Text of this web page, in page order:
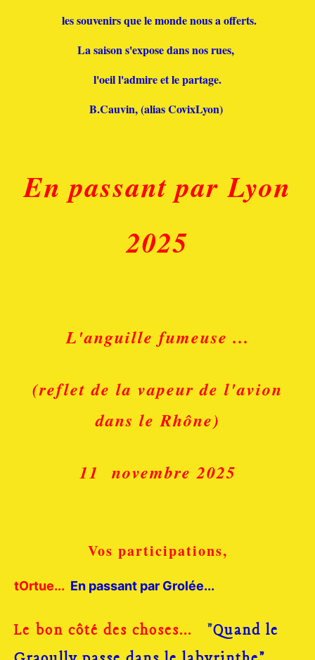
les souvenirs que le monde nous a offerts.
La saison s'expose dans nos rues,
l'oeil l'admire et le partage.
B.Cauvin, (alias CovixLyon)
En passant par Lyon
2025
L'anguille fumeuse ...
(reflet de la vapeur de l'avion
dans le Rhône)
11 novembre 2025
Vos participations,
tOrtue... En passant par Grolée...
Le bon côté des choses... "Quand le